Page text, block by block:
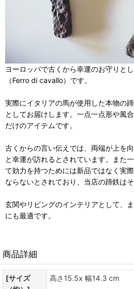
ヨーロッパで古くから幸運のお守りと
（Ferro di cavallo）です。
実際にイタリアの馬が使用した本物の
としてお届けします。一点一点形や風
だけのアイテムです。
古くからの言い伝えでは、両端が上を
と幸運が訪れるとされています。また
て効力を持つためには新品ではなく実
ならないとされており、当店の蹄鉄は
玄関やリビングのインテリアとして、
にも最適です。
商品詳細
[サイズ
高さ15.5x 幅14.3 cm